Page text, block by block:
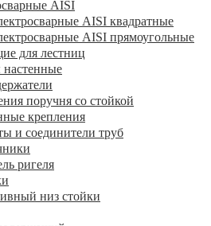
AISI
AISI квадратные
AISI прямоугольные
для лестниц
поручня со стойкой
крепления
и соединители труб
ригеля
низ стойки